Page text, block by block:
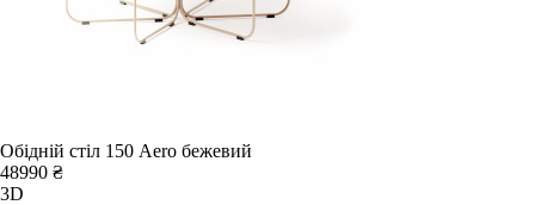
Обідній стіл 150 Aero бежевий
48990 ₴
3D